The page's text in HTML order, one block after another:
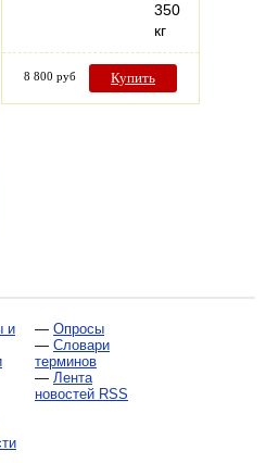
350
кг
8 800 руб Купить
и
— Опросы
— Словари
терминов
— Лента
новостей RSS